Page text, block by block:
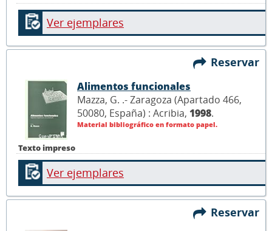
Ver ejemplares
Reservar
Texto impreso
Alimentos funcionales
Mazza, G. .- Zaragoza (Apartado 466,
50080, España) : Acribia, 1998.
Material bibliográfico en formato papel.
Ver ejemplares
Reservar